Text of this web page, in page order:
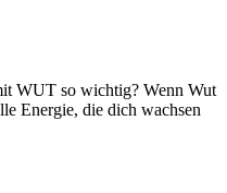
WUT so wichtig? Wenn Wut
Energie, die dich wachsen